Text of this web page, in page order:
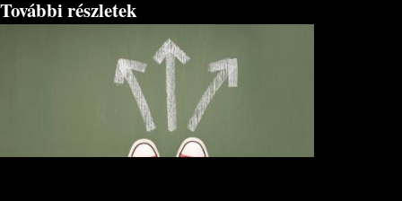
További részletek